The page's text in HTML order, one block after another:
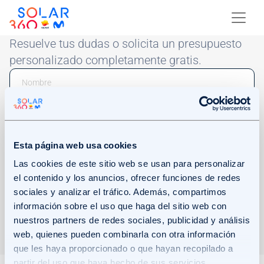
Esta página web usa cookies
Las cookies de este sitio web se usan para personalizar
el contenido y los anuncios, ofrecer funciones de redes
sociales y analizar el tráfico. Además, compartimos
información sobre el uso que haga del sitio web con
nuestros partners de redes sociales, publicidad y análisis
web, quienes pueden combinarla con otra información
que les haya proporcionado o que hayan recopilado a
Skip to main content
Image
Resuelve tus dudas o solicita un presupuesto
personalizado completamente gratis.
Email
Phone Number
Acepto recibir comunicaciones comerciales mediante el envío de
Haz clic en Más información para consultar cómo
trataremos tus datos. Más información.
ENVIAR